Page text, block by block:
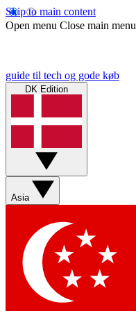
Skip to main content
Open menu Close main menu
guide til tech og gode køb
DK Edition
Asia